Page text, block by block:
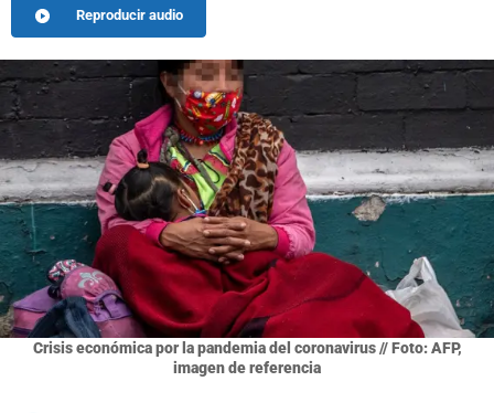
Reproducir audio
Crisis económica por la pandemia del coronavirus // Foto: AFP,
imagen de referencia